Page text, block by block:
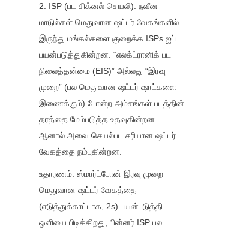
2. ISP (பட சிக்னல் செயலி): நவீன
மாடுல்கள் மெதுவான ஷட்டர் வேகங்களில்
இருந்து மங்கல்களை குறைக்க ISPs ஐப்
பயன்படுத்துகின்றன. “எலக்ட்ரானிக் பட
நிலைத்தன்மை (EIS)” அல்லது “இரவு
முறை” (பல மெதுவான ஷட்டர் ஷாட்களை
இணைக்கும்) போன்ற அம்சங்கள் படத்தின்
தரத்தை மேம்படுத்த உதவுகின்றன—
ஆனால் அவை செயல்பட சரியான ஷட்டர்
வேகத்தை நம்புகின்றன.
உதாரணம்: ஸ்மார்ட்போன் இரவு முறை
மெதுவான ஷட்டர் வேகத்தை
(எடுத்துக்காட்டாக, 2s) பயன்படுத்தி
ஒளியை பிடிக்கிறது, பின்னர் ISP பல